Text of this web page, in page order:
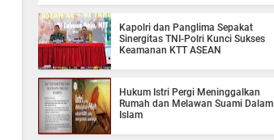
Kapolri dan Panglima Sepakat
Sinergitas TNI-Polri Kunci Sukses
Keamanan KTT ASEAN
Hukum Istri Pergi Meninggalkan
Rumah dan Melawan Suami Dalam
Islam